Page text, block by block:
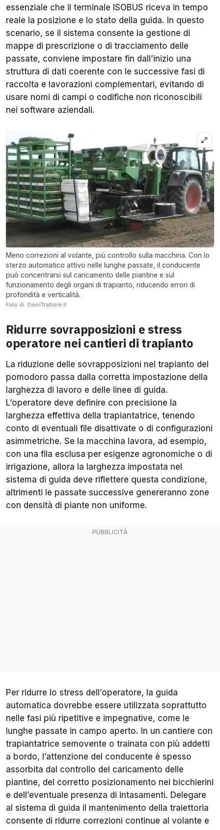
essenziale che il terminale ISOBUS riceva in tempo
reale la posizione e lo stato della guida. In questo
scenario, se il sistema consente la gestione di
mappe di prescrizione o di tracciamento delle
passate, conviene impostare fin dall’inizio una
struttura di dati coerente con le successive fasi di
raccolta e lavorazioni complementari, evitando di
usare nomi di campi o codifiche non riconoscibili
nei software aziendali.
Meno correzioni al volante, più controllo sulla macchina. Con lo
sterzo automatico attivo nelle lunghe passate, il conducente
può concentrarsi sul caricamento delle piantine e sul
funzionamento degli organi di trapianto, riducendo errori di
profondità e verticalità.
Foto di: OmniTrattore.it
Ridurre sovrapposizioni e stress
operatore nei cantieri di trapianto
La riduzione delle sovrapposizioni nel trapianto del
pomodoro passa dalla corretta impostazione della
larghezza di lavoro e delle linee di guida.
L’operatore deve definire con precisione la
larghezza effettiva della trapiantatrice, tenendo
conto di eventuali file disattivate o di configurazioni
asimmetriche. Se la macchina lavora, ad esempio,
con una fila esclusa per esigenze agronomiche o di
irrigazione, allora la larghezza impostata nel
sistema di guida deve riflettere questa condizione,
altrimenti le passate successive genereranno zone
con densità di piante non uniforme.
Per ridurre lo stress dell’operatore, la guida
automatica dovrebbe essere utilizzata soprattutto
nelle fasi più ripetitive e impegnative, come le
lunghe passate in campo aperto. In un cantiere con
trapiantatrice semovente o trainata con più addetti
a bordo, l’attenzione del conducente è spesso
assorbita dal controllo del caricamento delle
piantine, del corretto posizionamento nei bicchierini
e dell’eventuale presenza di intasamenti. Delegare
al sistema di guida il mantenimento della traiettoria
consente di ridurre correzioni continue al volante e